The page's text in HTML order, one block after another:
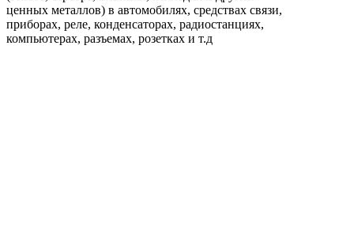
ценных металлов) в автомобилях, средствах связи,
приборах, реле, конденсаторах, радиостанциях,
компьютерах, разъемах, розетках и т.д